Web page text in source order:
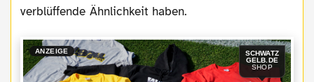
verblüffende Ähnlichkeit haben.
ANZEIGE
SCHWATZ
GELB.DE
SHOP